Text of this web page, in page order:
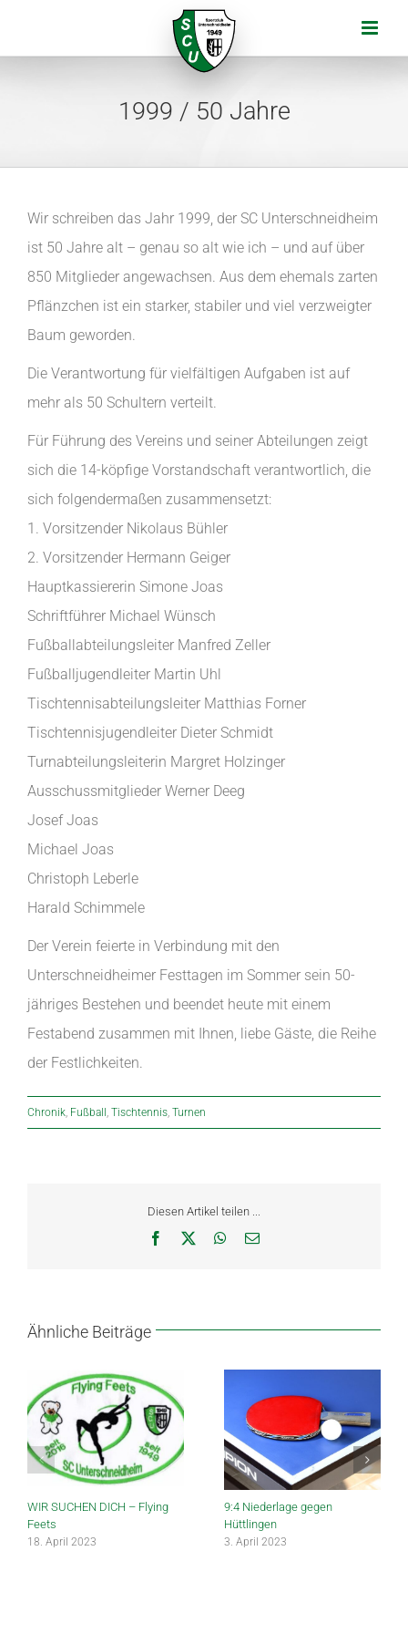
1999 / 50 Jahre
Wir schreiben das Jahr 1999, der SC Unterschneidheim
ist 50 Jahre alt – genau so alt wie ich – und auf über
850 Mitglieder angewachsen. Aus dem ehemals zarten
Pflänzchen ist ein starker, stabiler und viel verzweigter
Baum geworden.
Die Verantwortung für vielfältigen Aufgaben ist auf
mehr als 50 Schultern verteilt.
Für Führung des Vereins und seiner Abteilungen zeigt
sich die 14-köpfige Vorstandschaft verantwortlich, die
sich folgendermaßen zusammensetzt:
1. Vorsitzender Nikolaus Bühler
2. Vorsitzender Hermann Geiger
Hauptkassiererin Simone Joas
Schriftführer Michael Wünsch
Fußballabteilungsleiter Manfred Zeller
Fußballjugendleiter Martin Uhl
Tischtennisabteilungsleiter Matthias Forner
Tischtennisjugendleiter Dieter Schmidt
Turnabteilungsleiterin Margret Holzinger
Ausschussmitglieder Werner Deeg
Josef Joas
Michael Joas
Christoph Leberle
Harald Schimmele
Der Verein feierte in Verbindung mit den
Unterschneidheimer Festtagen im Sommer sein 50-
jähriges Bestehen und beendet heute mit einem
Festabend zusammen mit Ihnen, liebe Gäste, die Reihe
der Festlichkeiten.
Chronik, Fußball , Tischtennis, Turnen
Diesen Artikel teilen ...
Facebook WhatsApp
E-
Ähnliche Beiträge
WIR SUCHEN DICH – Flying
Feets
18. April 2023
9:4 Niederlage gegen
Hüttlingen
3. April 2023